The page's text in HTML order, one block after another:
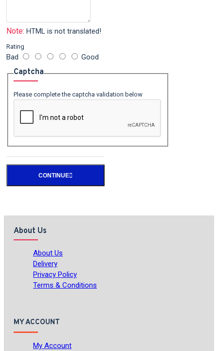
Note: HTML is not translated!
Rating
Bad Good
Captcha
Please complete the captcha validation below
CONTINUE
About Us
About Us
Delivery
Privacy Policy
Terms & Conditions
MY ACCOUNT
My Account